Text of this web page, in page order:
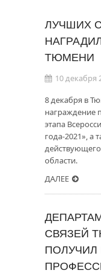
ЛУЧШИХ
ТЮМЕНИ
10 декабря
8 декабря в
награждение
этапа
года-2021», а
области.
ДАЛЕЕ
СВЯЗЕЙ